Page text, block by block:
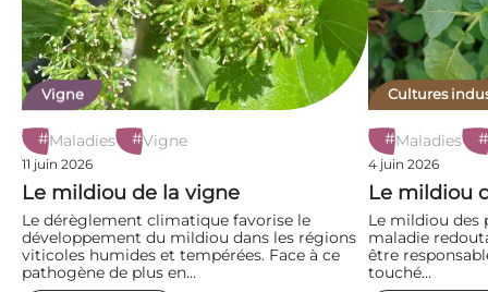
Vigne
#Maladies #Vigne
11 juin 2026
Le mildiou de la vigne
Le dérèglement climatique favorise le
développement du mildiou dans les régions
viticoles humides et tempérées. Face à ce
pathogène de plus en…
Cultures
#Maladies
4 juin 2026
Le mildiou
Le mildiou des
maladie
être
touché…